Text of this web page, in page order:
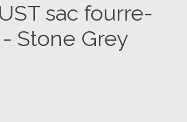
sac fourre-
Stone Grey